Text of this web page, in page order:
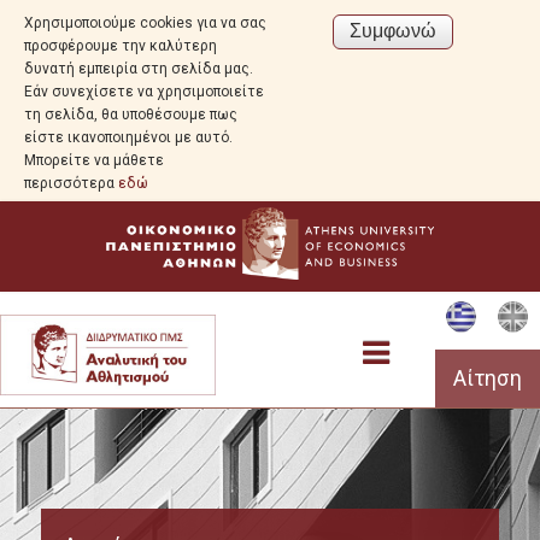
Χρησιμοποιούμε cookies για να σας
προσφέρουμε την καλύτερη
δυνατή εμπειρία στη σελίδα μας.
Εάν συνεχίσετε να χρησιμοποιείτε
τη σελίδα, θα υποθέσουμε πως
είστε ικανοποιημένοι με αυτό.
Μπορείτε να μάθετε
περισσότερα εδώ
Αίτηση
Το Πρόγραμμα